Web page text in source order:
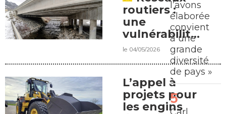
routiers :
une
vulnérabilité
croissante
face au froid
le 04/05/2026
L’appel à
projets pour
les engins
l’avons
élaborée
convient
à une
grande
diversité
de pays »